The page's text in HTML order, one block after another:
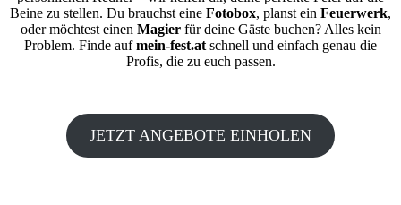
Beine zu stellen. Du brauchst eine Fotobox, planst ein Feuerwerk,
oder möchtest einen Magierfür deine Gäste buchen? Alles kein
Problem. Finde aufmein-fest.atschnell und einfach genau die
Profis, die zu euch passen.
JETZT ANGEBOTE EINHOLEN